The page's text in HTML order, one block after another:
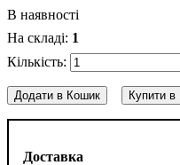
Доставка
В наявності
1
Додати в Кошик Купити в